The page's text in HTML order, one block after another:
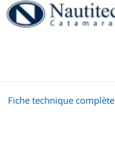
Fiche technique complète